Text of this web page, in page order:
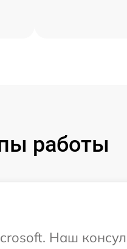
работы
Наш